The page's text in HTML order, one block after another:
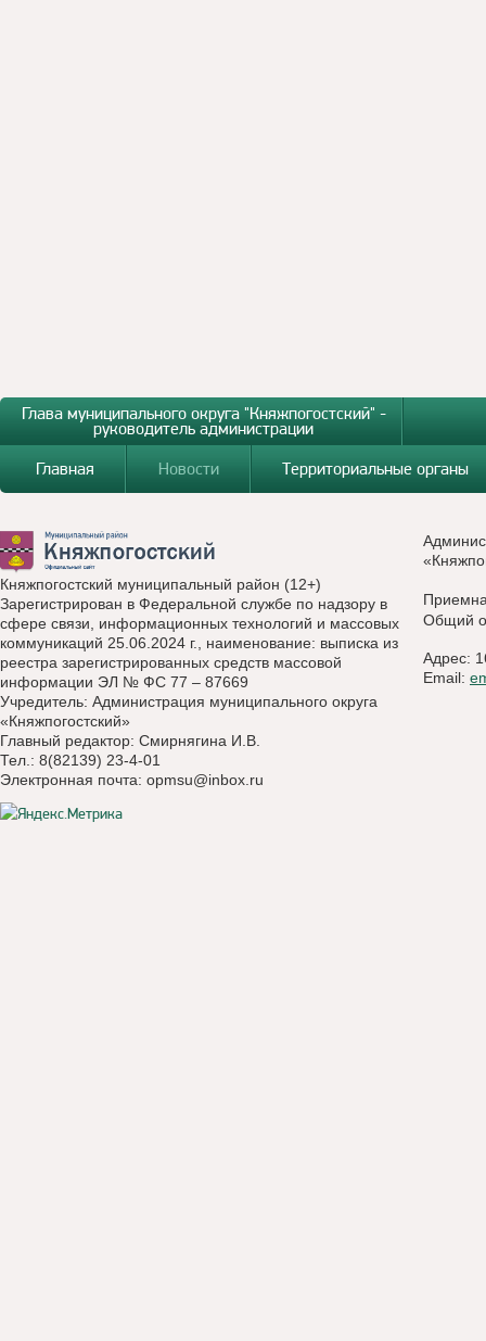
Глава муниципального округа "Княжпогостский" -
руководитель администрации
Главная
Новости Территориальные органы
Княжпогостский муниципальный район (12+)
Зарегистрирован в Федеральной службе по надзору в
сфере связи, информационных технологий и массовых
коммуникаций 25.06.2024 г., наименование: выписка из
реестра зарегистрированных средств массовой
информации ЭЛ № ФС 77 – 87669
Учредитель: Администрация муниципального округа
«Княжпогостский»
Главный редактор: Смирнягина И.В.
Тел.: 8(82139) 23-4-01
Электронная почта: opmsu@inbox.ru
Общий
Адрес:
Email: